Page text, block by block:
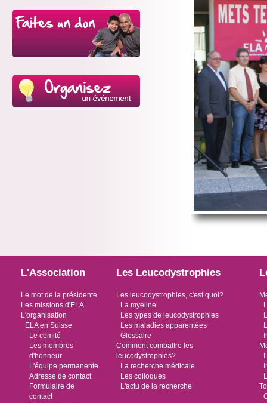
L'Association
Le mot de la présidente
Les missions d'ELA
L'organisation
ELA en Suisse
Le comité
Les membres
d'honneur
L'équipe permanente
Adresse de contact
Formulaire de
contact
Les Leucodystrophies
Les leucodystrophies, c'est quoi?
La myéline
Les types de leucodystrophies
Les maladies apparentées
Glossaire
Comment combattre les
leucodystrophies?
La recherche médicale
Les colloques
L'actu de la recherche